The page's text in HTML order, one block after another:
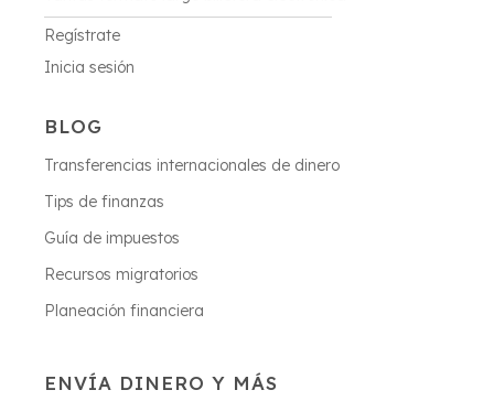
Regístrate
Inicia sesión
BLOG
Transferencias internacionales de dinero
Tips de finanzas
Guía de impuestos
Recursos migratorios
Planeación financiera
ENVÍA DINERO Y MÁS